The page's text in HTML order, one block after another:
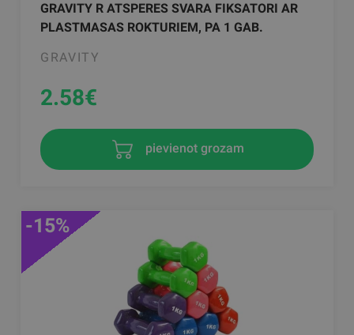
GRAVITY R ATSPERES SVARA FIKSATORI AR
PLASTMASAS ROKTURIEM, PA 1 GAB.
GRAVITY
2.58€
pievienot grozam
-15%